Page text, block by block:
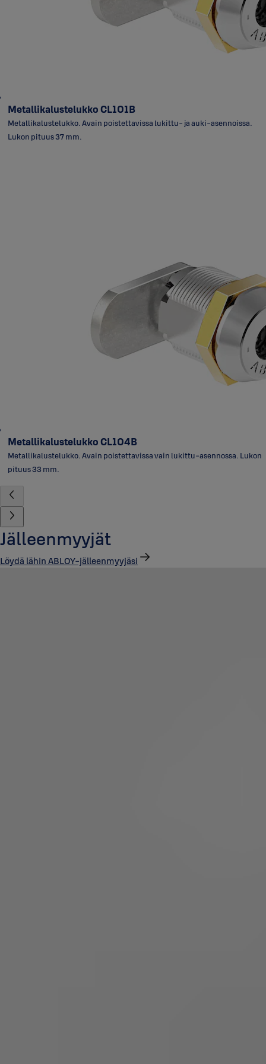
Metallikalustelukko CL101B
Metallikalustelukko. Avain poistettavissa lukittu- ja auki-asennoissa.
Lukon pituus 37 mm.
Metallikalustelukko CL104B
Metallikalustelukko. Avain poistettavissa vain lukittu-asennossa. Lukon
pituus 33 mm.
Jälleenmyyjät
Löydä lähin ABLOY-jälleenmyyjäsi